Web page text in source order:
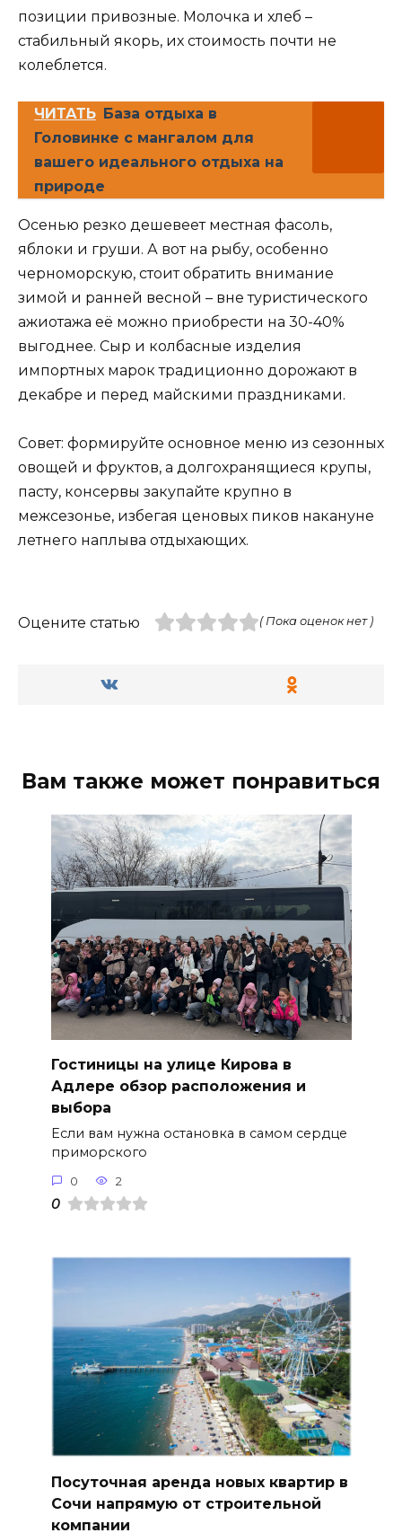
позиции привозные. Молочка и хлеб –
стабильный якорь, их стоимость почти не
колеблется.
ЧИТАТЬ База отдыха в
Головинке с мангалом для
вашего идеального отдыха на
природе
Осенью резко дешевеет местная фасоль,
яблоки и груши. А вот на рыбу, особенно
черноморскую, стоит обратить внимание
зимой и ранней весной – вне туристического
ажиотажа её можно приобрести на 30-40%
выгоднее. Сыр и колбасные изделия
импортных марок традиционно дорожают в
декабре и перед майскими праздниками.
Совет: формируйте основное меню из сезонных
овощей и фруктов, а долгохранящиеся крупы,
пасту, консервы закупайте крупно в
межсезонье, избегая ценовых пиков накануне
летнего наплыва отдыхающих.
Оцените статью ( Пока оценок нет )
Вам также может понравиться
Гостиницы на улице Кирова в
Адлере обзор расположения и
выбора
Если вам нужна остановка в самом сердце
приморского
0 2
0
Посуточная аренда новых квартир в
Сочи напрямую от строительной
компании